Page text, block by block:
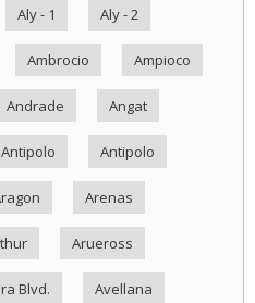
Aly - 1 Aly - 2
Ambrocio Ampioco
Andrade Angat
Antipolo Antipolo
Arenas
Arueross
Blvd. Avellana